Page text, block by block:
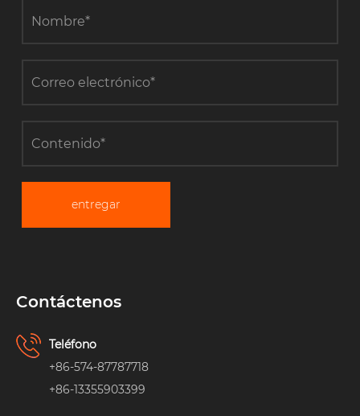
entregar
Contáctenos
Teléfono
+86-574-87787718
+86-13355903399